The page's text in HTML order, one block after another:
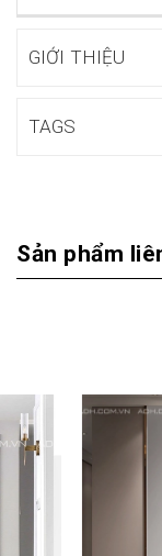
GIỚI THIỆU
TAGS
Sản phẩm